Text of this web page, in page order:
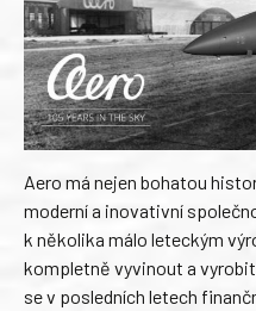
Aero má nejen bohatou
moderní a inovativní
k několika málo leteckým
kompletně vyvinout a
se v posledních letech